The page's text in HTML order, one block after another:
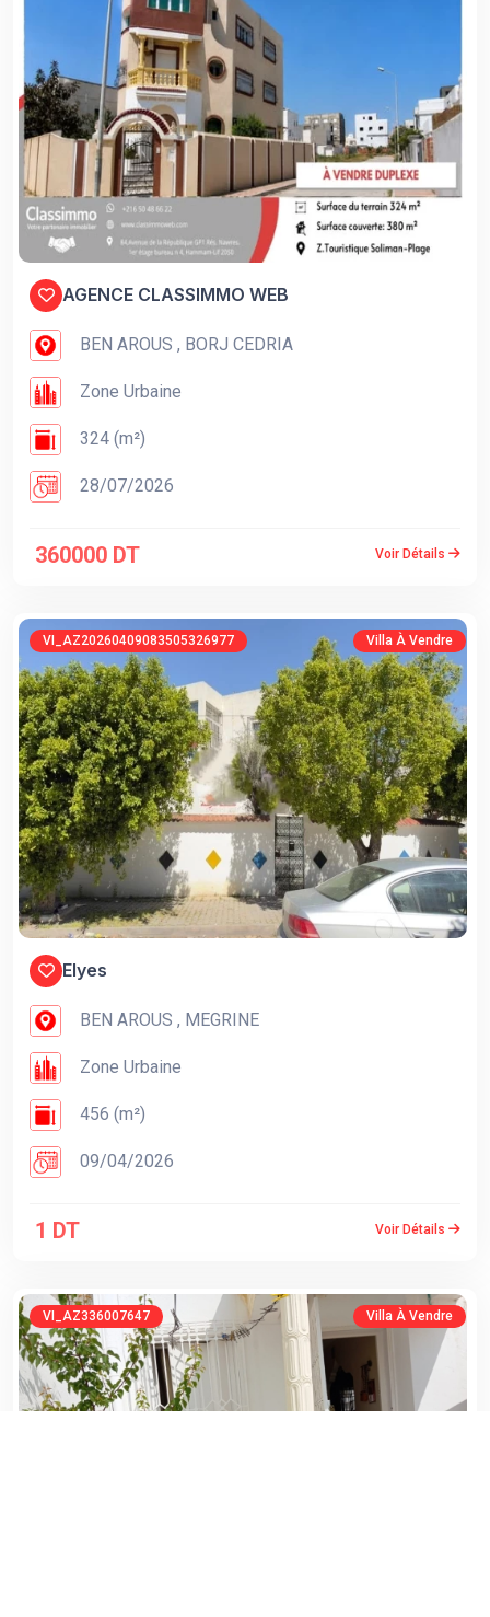
AGENCE CLASSIMMO WEB
BEN AROUS , BORJ CEDRIA
Zone Urbaine
324 (m²)
28/07/2026
360000 DT Voir Détails
VI_AZ20260409083505326977 Villa À Vendre
Elyes
BEN AROUS , MEGRINE
Zone Urbaine
456 (m²)
09/04/2026
1 DT Voir Détails
VI_AZ336007647 Villa À Vendre